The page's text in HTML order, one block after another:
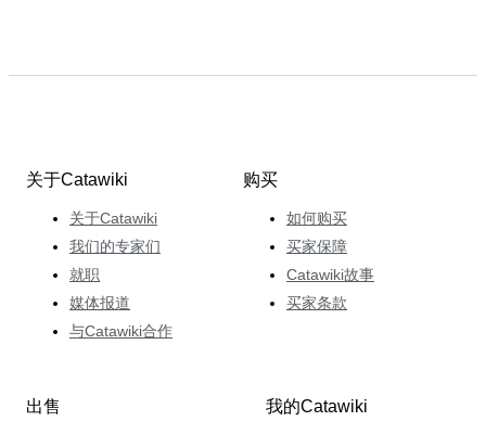
关于Catawiki
关于Catawiki
我们的专家们
就职
媒体报道
与Catawiki合作
购买
如何购买
买家保障
Catawiki故事
买家条款
出售 我的Catawiki